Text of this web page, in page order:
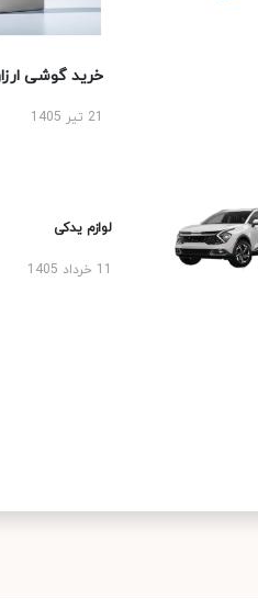
خرید گوشی ارزان
لوازم یدکی